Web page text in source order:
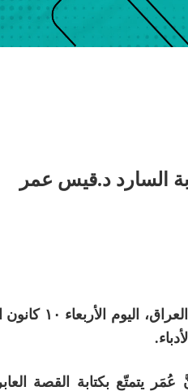
السارد د.قيس عمر
يتمتّع بكتابة القصة